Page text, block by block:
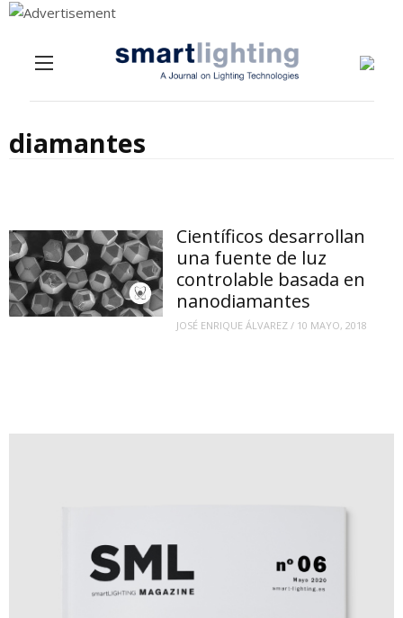
diamantes
Científicos desarrollan
una fuente de luz
controlable basada en
nanodiamantes
JOSÉ ENRIQUE ÁLVAREZ / 10 MAYO, 2018